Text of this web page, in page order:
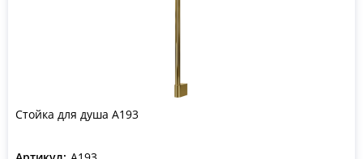
Стойка для душа A193